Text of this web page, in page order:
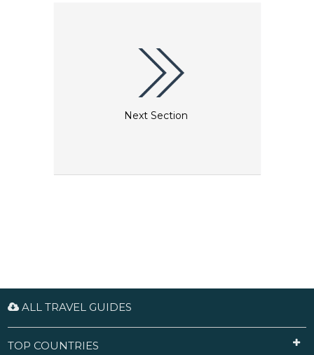
Next Section
ALL TRAVEL GUIDES
TOP COUNTRIES